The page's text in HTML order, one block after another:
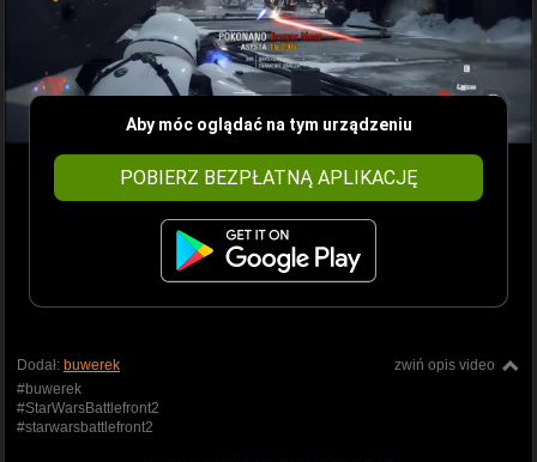
Aby móc oglądać na tym urządzeniu
POBIERZ BEZPŁATNĄ APLIKACJĘ
zwiń opis video
Dodał: buwerek
#buwerek
#StarWarsBattlefront2
#starwarsbattlefront2